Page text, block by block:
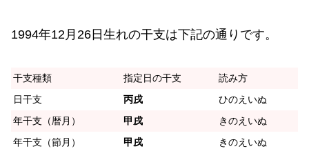
1994年12月26日生れの干支は下記の通りです。
干支種類 指定日の干支
読み方
日干支
丙戌
ひのえいぬ
年干支（暦月）
甲戌
きのえいぬ
年干支（節月）
甲戌 きのえいぬ